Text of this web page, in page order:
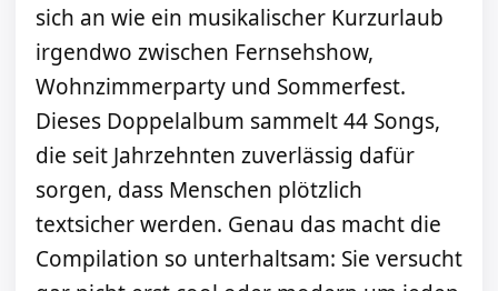
sich an wie ein musikalischer Kurzurlaub
irgendwo zwischen Fernsehshow,
Wohnzimmerparty und Sommerfest.
Dieses Doppelalbum sammelt 44 Songs,
die seit Jahrzehnten zuverlässig dafür
sorgen, dass Menschen plötzlich
textsicher werden. Genau das macht die
Compilation so unterhaltsam: Sie versucht